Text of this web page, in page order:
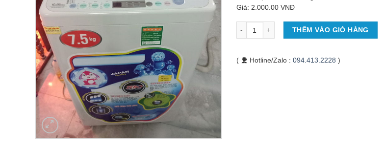
Giá: 2.000.00 VNĐ
THÊM VÀO GIỎ HÀNG
( Hotline/Zalo : 094.413.2228 )